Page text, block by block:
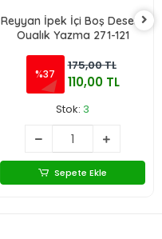
Reyyan İpek İçi Boş Desenli
Oyalık Yazma 271-121
%37
175,00 TL
110,00 TL
Stok: 3
Sepete Ekle